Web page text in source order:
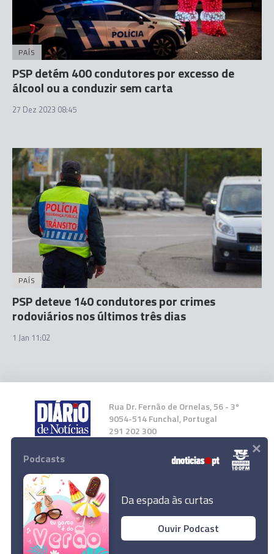
PAÍS
PSP detém 400 condutores por excesso de
álcool ou a conduzir sem carta
27 Dez 2023 08:45
PAÍS
PSP deteve 140 condutores por crimes
rodoviários nos últimos três dias
1 Jan 11:02
Rua Dr. Fernão de Ornelas, 56 - 3º
9054-514 Funchal, Portugal
291 202 300
Instale a nossa App
© 2024 Empresa Diário de Notícias, Lda.
Podcasts
Da espada às curtas
Ouvir Podcast
×